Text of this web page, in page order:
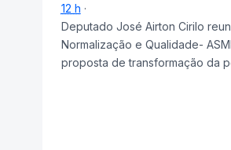
12 h ·
Deputado José Airton Cirilo
Normalização e Qualidade-
proposta de transformação da